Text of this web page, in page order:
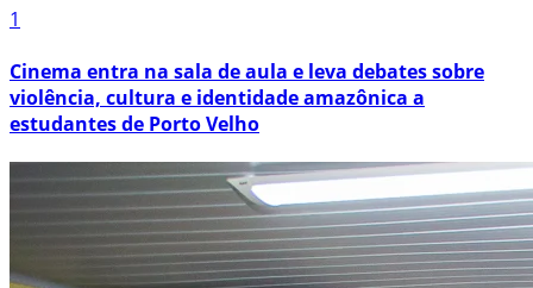
1
Cinema entra na sala de aula e leva debates sobre
violência, cultura e identidade amazônica a
estudantes de Porto Velho